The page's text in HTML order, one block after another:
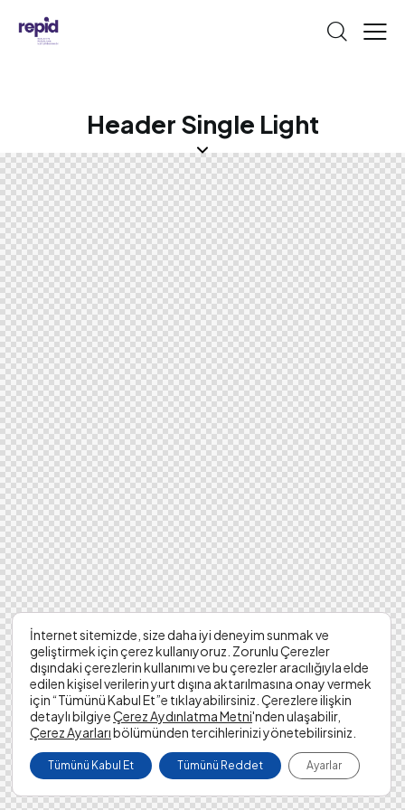
Header Single Light
İnternet sitemizde, size daha iyi deneyim sunmak ve
geliştirmek için çerez kullanıyoruz. Zorunlu Çerezler
dışındaki çerezlerin kullanımı ve bu çerezler aracılığıyla elde
edilen kişisel verilerin yurt dışına aktarılmasına onay vermek
için “Tümünü Kabul Et”e tıklayabilirsiniz. Çerezlere ilişkin
detaylı bilgiyeÇerez Aydınlatma Metni'nden ulaşabilir,
Çerez Ayarlarıbölümünden tercihlerinizi yönetebilirsiniz.
Tümünü Kabul Et Tümünü Reddet Ayarlar